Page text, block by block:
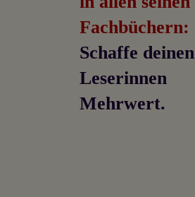
Fachbüchern:
Schaffe deinen
Leserinnen
Mehrwert.